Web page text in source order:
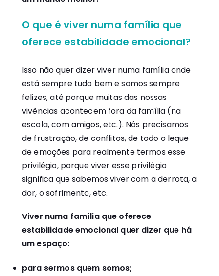
O que é viver numa família que
oferece estabilidade emocional?
Isso não quer dizer viver numa família onde
está sempre tudo bem e somos sempre
felizes, até porque muitas das nossas
vivências acontecem fora da família (na
escola, com amigos, etc.). Nós precisamos
de frustração, de conflitos, de todo o leque
de emoções para realmente termos esse
privilégio, porque viver esse privilégio
significa que sabemos viver com a derrota, a
dor, o sofrimento, etc.
Viver numa família que oferece
estabilidade emocional quer dizer que há
um espaço:
para sermos quem somos;